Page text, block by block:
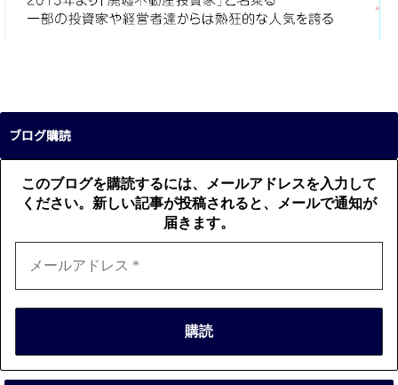
ブログ購読
このブログを購読するには、メールアドレスを入力して
ください。新しい記事が投稿されると、メールで通知が
届きます。